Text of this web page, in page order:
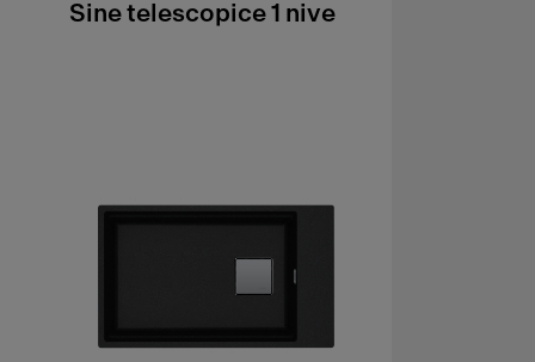
Sine telescopice 1 nive